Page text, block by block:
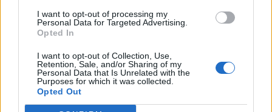
I want to opt-out of processing my
Personal Data for Targeted Advertising.
Opted In
I want to opt-out of Collection, Use,
Retention, Sale, and/or Sharing of my
Personal Data that Is Unrelated with the
Purposes for which it was collected.
Opted Out
binnengehaald, vertrekt transfervrij. In zijn periode in
Eindhoven groeide hij uit tot een onmisbare kracht achterin.
puzzelen.
9. Zépiqueno Redmond – Feyenoord naar
Aston Villa (aflopend contract)